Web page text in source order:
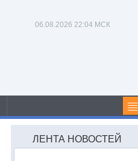
06.08.2026 22:04 МСК
ЛЕНТА НОВОСТЕЙ